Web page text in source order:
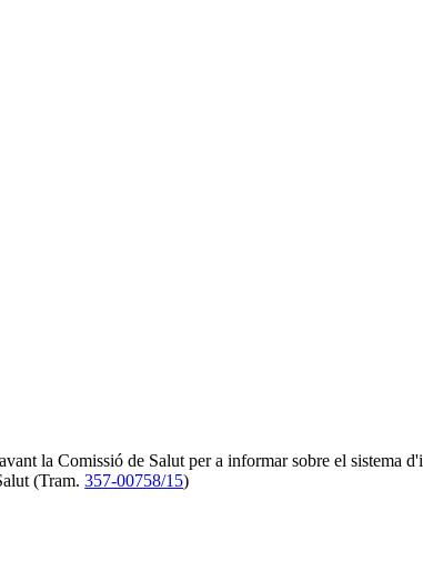
la Comissió de Salut per a informar sobre el sistema
(Tram.357-00758/15)